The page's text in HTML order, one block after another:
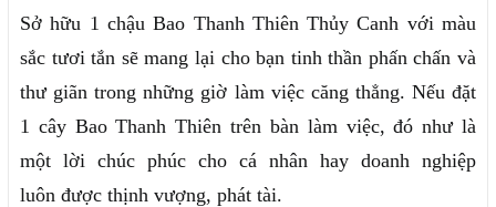
Sở hữu 1 chậu Bao Thanh Thiên Thủy Canh với màu
sắc tươi tắn sẽ mang lại cho bạn tinh thần phấn chấn và
thư giãn trong những giờ làm việc căng thẳng. Nếu đặt
1 cây Bao Thanh Thiên trên bàn làm việc, đó như là
một lời chúc phúc cho cá nhân hay doanh nghiệp
luôn được thịnh vượng, phát tài.